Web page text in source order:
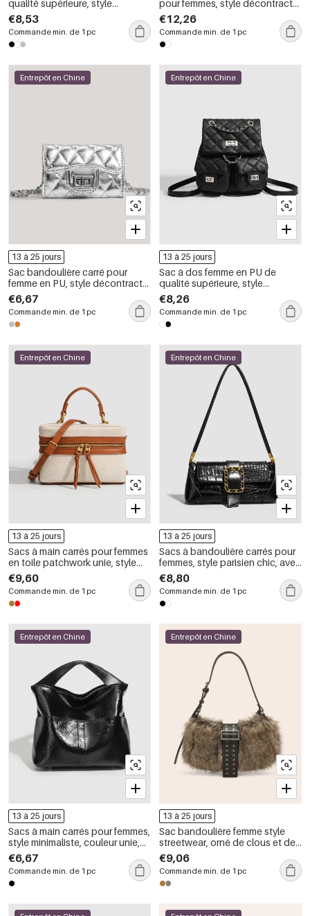
qualité supérieure, style
décontracté, surpiqûres
matelassées, finitions
métalliques, couleur unie.
€8,53
Commande min. de 1 pc
pour femmes, style décontracté,
avec quincaillerie métallique et
clous, couleur unie, en PU de
qualité supérieure.
€12,26
Commande min. de 1 pc
Entrepôt en Chine
13 à 25 jours
Sac bandoulière carré pour
femme en PU, style décontracté,
surpiqûres matelassées, finitions
métalliques, couleur unie et
chaîne.
€6,67
Commande min. de 1 pc
Entrepôt en Chine
13 à 25 jours
Sac à dos femme en PU de
qualité supérieure, style
décontracté, surpiqûres
matelassées, fermetures
métalliques, couleur unie et
chaîne.
€8,26
Commande min. de 1 pc
Entrepôt en Chine
13 à 25 jours
Sacs à main carrés pour femmes
en toile patchwork unie, style
parisien chic
€9,60
Commande min. de 1 pc
Entrepôt en Chine
13 à 25 jours
Sacs à bandoulière carrés pour
femmes, style parisien chic, avec
finitions métalliques, couleur
unie, forme géométrique, en PU
de qualité supérieure
€8,80
Commande min. de 1 pc
Entrepôt en Chine
13 à 25 jours
Sacs à main carrés pour femmes,
style minimaliste, couleur unie,
en PU
€6,67
Commande min. de 1 pc
Entrepôt en Chine
13 à 25 jours
Sac bandoulière femme style
streetwear, orné de clous et de
rivets en imitation fourrure,
couleur unie.
€9,06
Commande min. de 1 pc